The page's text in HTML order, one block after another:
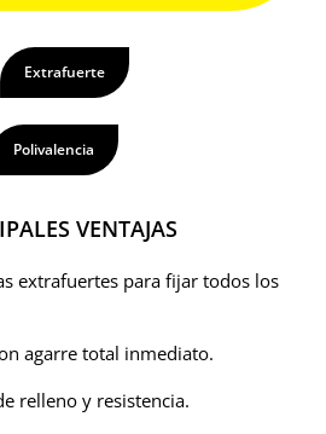
Extrafuerte
Polivalencia
VENTAJAS
extrafuertes para fijar todos los
agarre total inmediato.
relleno y resistencia.